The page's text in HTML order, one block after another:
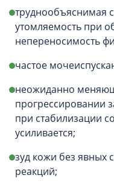
труднообъяснимая
утомляемость при
непереносимость
частое
неожиданно
прогрессировании
при стабилизации
усиливается;
зуд кожи без явных
реакций;